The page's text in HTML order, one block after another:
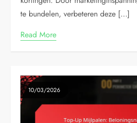
te bundelen, verbeteren deze […]
Read More
10/03/2026